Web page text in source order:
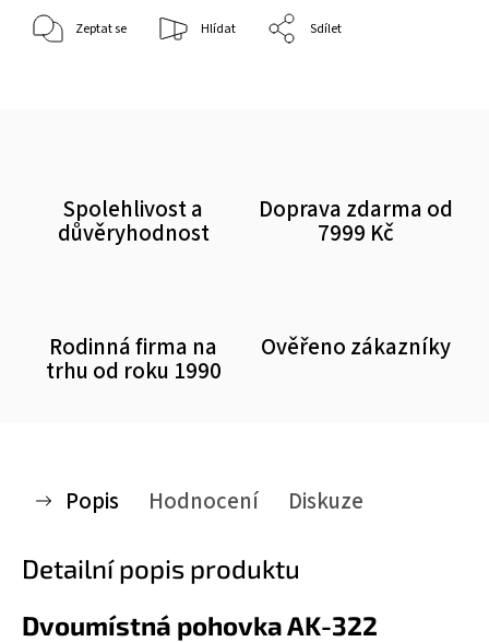
Zeptat se Hlídat Sdílet
Spolehlivost a
důvěryhodnost
Doprava zdarma od
7999 Kč
Rodinná firma na
trhu od roku 1990
Ověřeno zákazníky
Popis Hodnocení Diskuze
Detailní popis produktu
Dvoumístná pohovka AK-322